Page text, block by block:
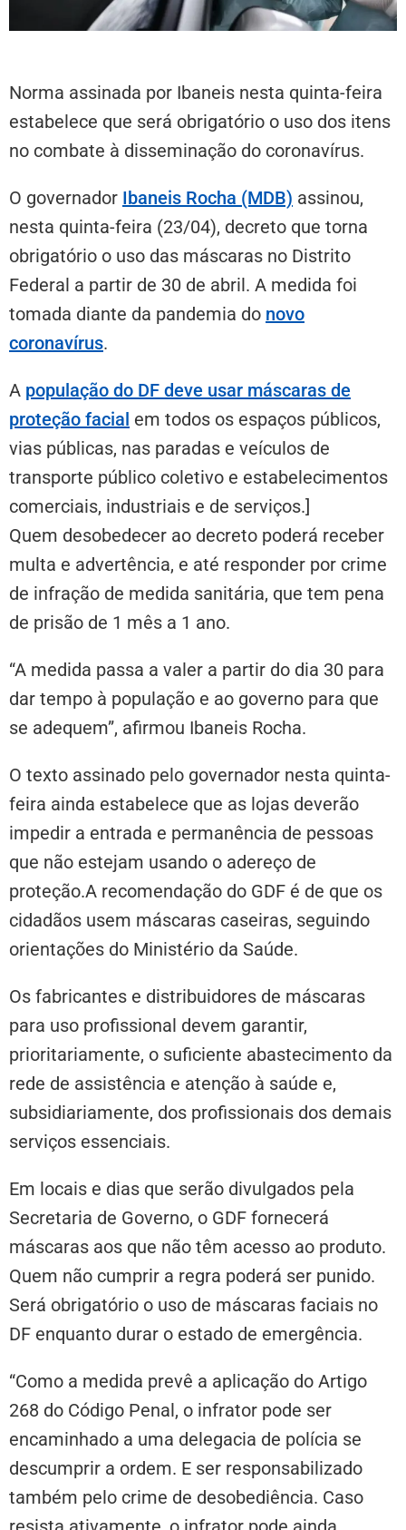
Norma assinada por Ibaneis nesta quinta-feira
estabelece que será obrigatório o uso dos itens
no combate à disseminação do coronavírus.
O governador Ibaneis Rocha (MDB) assinou,
nesta quinta-feira (23/04), decreto que torna
obrigatório o uso das máscaras no Distrito
Federal a partir de 30 de abril. A medida foi
tomada diante da pandemia do novo
coronavírus.
A população do DF deve usar máscaras de
proteção facial em todos os espaços públicos,
vias públicas, nas paradas e veículos de
transporte público coletivo e estabelecimentos
comerciais, industriais e de serviços.]
Quem desobedecer ao decreto poderá receber
multa e advertência, e até responder por crime
de infração de medida sanitária, que tem pena
de prisão de 1 mês a 1 ano.
“A medida passa a valer a partir do dia 30 para
dar tempo à população e ao governo para que
se adequem”, afirmou Ibaneis Rocha.
O texto assinado pelo governador nesta quinta-
feira ainda estabelece que as lojas deverão
impedir a entrada e permanência de pessoas
que não estejam usando o adereço de
proteção.A recomendação do GDF é de que os
cidadãos usem máscaras caseiras, seguindo
orientações do Ministério da Saúde.
Os fabricantes e distribuidores de máscaras
para uso profissional devem garantir,
prioritariamente, o suficiente abastecimento da
rede de assistência e atenção à saúde e,
subsidiariamente, dos profissionais dos demais
serviços essenciais.
Em locais e dias que serão divulgados pela
Secretaria de Governo, o GDF fornecerá
máscaras aos que não têm acesso ao produto.
Quem não cumprir a regra poderá ser punido.
Será obrigatório o uso de máscaras faciais no
DF enquanto durar o estado de emergência.
“Como a medida prevê a aplicação do Artigo
268 do Código Penal, o infrator pode ser
encaminhado a uma delegacia de polícia se
descumprir a ordem. E ser responsabilizado
também pelo crime de desobediência. Caso